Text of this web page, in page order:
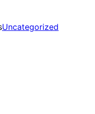
Uncategorized